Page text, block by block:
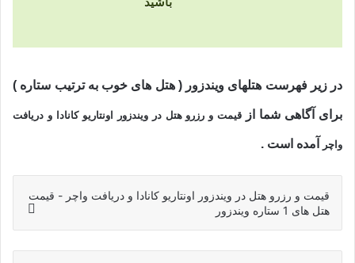
در زیر فهرست هتلهای ویندزور ( هتل های خوب به ترتیب ستاره )
برای آگاهی شما از قیمت و رزرو هتل در ویندزور اونتاریو کانادا و دریافت
واچر آمده است .
قیمت و رزرو هتل در ویندزور اونتاریو کانادا و دریافت واچر - قیمت
هتل های 1 ستاره ویندزور